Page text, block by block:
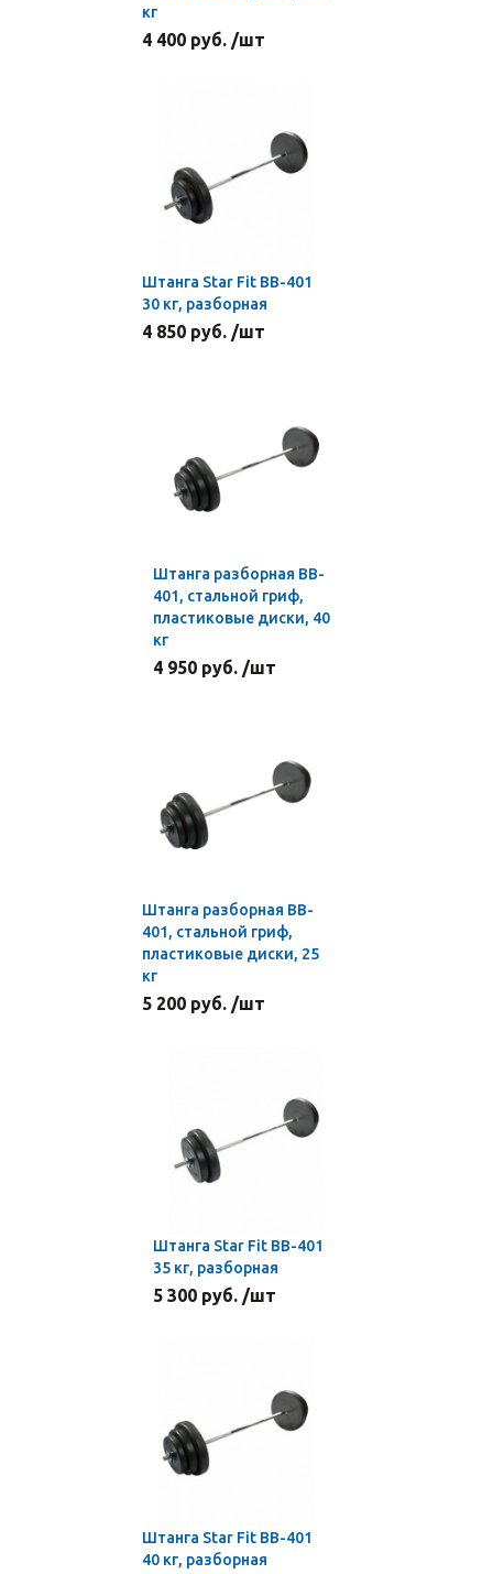
кг
4 400 руб. /шт
Штанга Star Fit BB-401
30 кг, разборная
4 850 руб. /шт
Штанга разборная BB-
401, стальной гриф,
пластиковые диски, 40
кг
4 950 руб. /шт
Штанга разборная BB-
401, стальной гриф,
пластиковые диски, 25
кг
5 200 руб. /шт
Штанга Star Fit BB-401
35 кг, разборная
5 300 руб. /шт
Штанга Star Fit BB-401
40 кг, разборная